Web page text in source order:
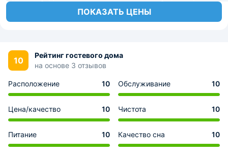
ПОКАЗАТЬ ЦЕНЫ
10
Рейтинг гостевого дома
на основе 3 отзывов
Расположение 10 Обслуживание 10
Цена/качество 10 Чистота 10
Питание 10 Качество сна 10